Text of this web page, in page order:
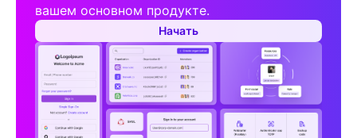
вашем основном продукте.
Начать